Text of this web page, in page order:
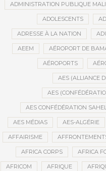
ADMINISTRATION PUBLIQUE MALI
ADOLESCENTS
ADRESSE À LA NATION
AEEM AÉROPORT DE
AÉROPORTS
AES (ALLIANCE
AES
AES CONFÉDÉRATION
AES MÉDIAS AES-ALGÉRIE
AFFAIRISME
AFRICA CORPS AFRICA
AFRICOM AFRIQUE